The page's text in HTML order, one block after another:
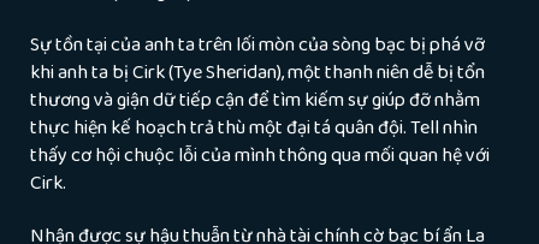
Sự tồn tại của anh ta trên lối mòn của sòng bạc bị phá vỡ
khi anh ta bị Cirk (Tye Sheridan), một thanh niên dễ bị tổn
thương và giận dữ tiếp cận để tìm kiếm sự giúp đỡ nhằm
thực hiện kế hoạch trả thù một đại tá quân đội. Tell nhìn
thấy cơ hội chuộc lỗi của mình thông qua mối quan hệ với
Cirk.
Nhận được sự hậu thuẫn từ nhà tài chính cờ bạc bí ẩn La